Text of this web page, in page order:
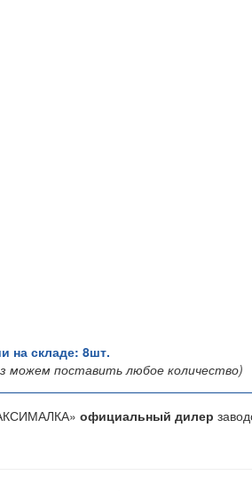
на складе: 8шт.
можем поставить любое количество)
официальный дилер